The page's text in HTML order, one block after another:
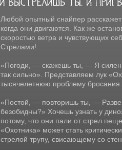
Любой опытный снайпер
когда они двигаются. Как же
скоростью ветра и чувствующих
Стрелами!
«Погоди, — скажешь ты, — Я силен,
так сильно». Представляем лук
тысячелетнюю проблему бросания
«Постой, — повторишь ты, —
безобидны?» Хочешь узнать у
потому, что они пали от стрел
«Охотника» может стать
стрелой трупу, свисающему со